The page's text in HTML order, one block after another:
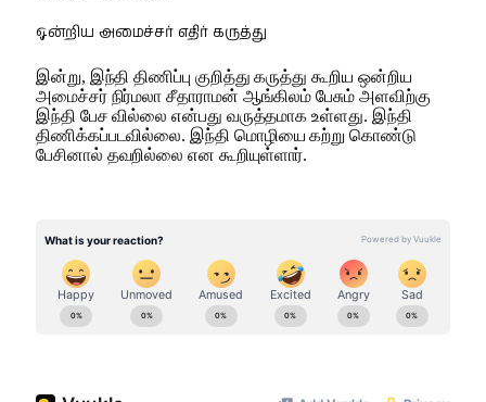
ஒன்றிய அமைச்சர் எதிர் கருத்து
இன்று, இந்தி திணிப்பு குறித்து கருத்து கூறிய ஒன்றிய
அமைச்சர் நிர்மலா சீதாராமன் ஆங்கிலம் பேசும் அளவிற்கு
இந்தி பேச வில்லை என்பது வருத்தமாக உள்ளது. இந்தி
திணிக்கப்படவில்லை. இந்தி மொழியை கற்று கொண்டு
பேசினால் தவறில்லை என கூறியுள்ளார்.